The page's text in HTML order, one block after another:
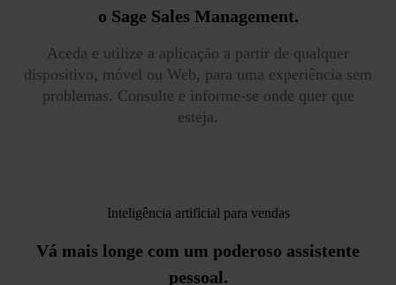
o Sage Sales Management.
Aceda e utilize a aplicação a partir de qualquer
dispositivo, móvel ou Web, para uma experiência sem
problemas. Consulte e informe-se onde quer que
esteja.
Inteligência artificial para vendas
Vá mais longe com um poderoso assistente
pessoal.